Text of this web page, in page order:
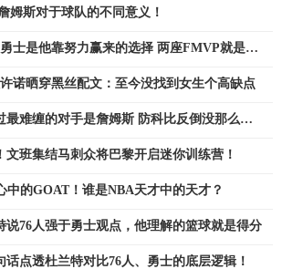
姆斯对于球队的不同意义！
士是他靠努力赢来的选择 两座FMVP就是证
诺晒穿黑丝配文：至今没找到女生个高缺点
最难缠的对手是詹姆斯 防科比反倒没那么
文班集结马刺众将巴黎开启迷你训练营！
中的GOAT！谁是NBA天才中的天才？
说76人强于勇士观点，他理解的篮球就是得分
点透杜兰特对比76人、勇士的底层逻辑！